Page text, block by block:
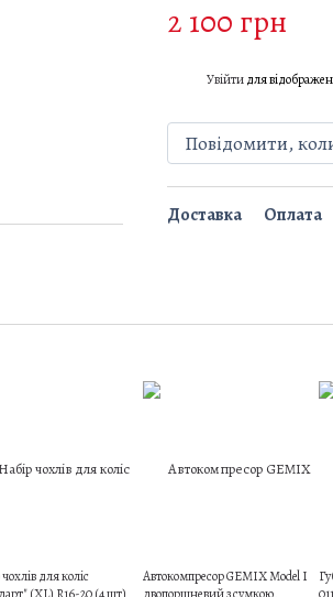
2 100 грн
Увійтидля
Повідомити,
Доставка Оплата
для коліс
(XL) R16-20 (4 шт)
Автокомпресор GEMIX Model I
двопоршневий з сумкою,